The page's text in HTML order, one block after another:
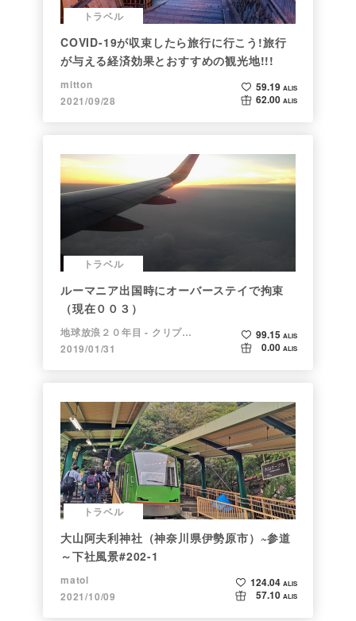
トラベル
COVID-19が収束したら旅行に行こう!旅行
が与える経済効果とおすすめの観光地!!!
mitton
2021/09/28
59.19 ALIS
62.00 ALIS
トラベル
ルーマニア出国時にオーバーステイで拘束
（現在００３）
地球放浪２０年目 - クリプトラベラー
2019/01/31
99.15 ALIS
0.00 ALIS
トラベル
大山阿夫利神社（神奈川県伊勢原市）~参道
～下社風景#202-1
matol
2021/10/09
124.04 ALIS
57.10 ALIS